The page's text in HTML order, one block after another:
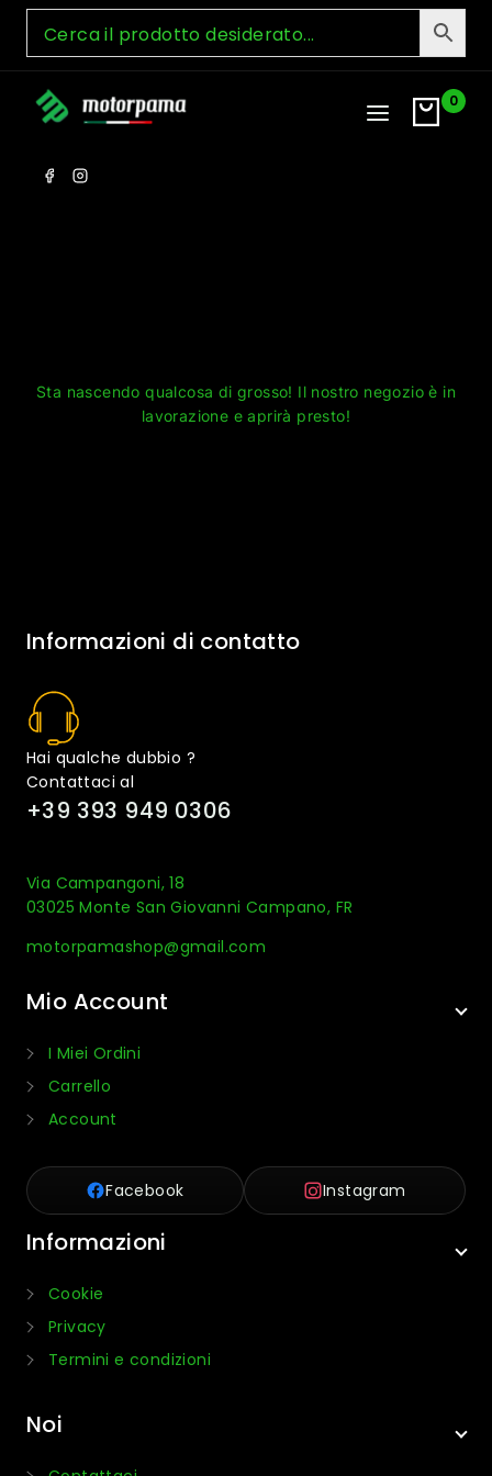
Skip
content
0
Sta nascendo qualcosa di grosso! Il nostro negozio è in
lavorazione e aprirà presto!
Informazioni di contatto
Hai qualche dubbio ?
Contattaci al
+39 393 949 0306
Via Campangoni, 18
03025 Monte San Giovanni Campano, FR
motorpamashop@gmail.com
Mio Account
I Miei Ordini
Carrello
Account
Facebook Instagram
Informazioni
Cookie
Privacy
Termini e condizioni
Noi